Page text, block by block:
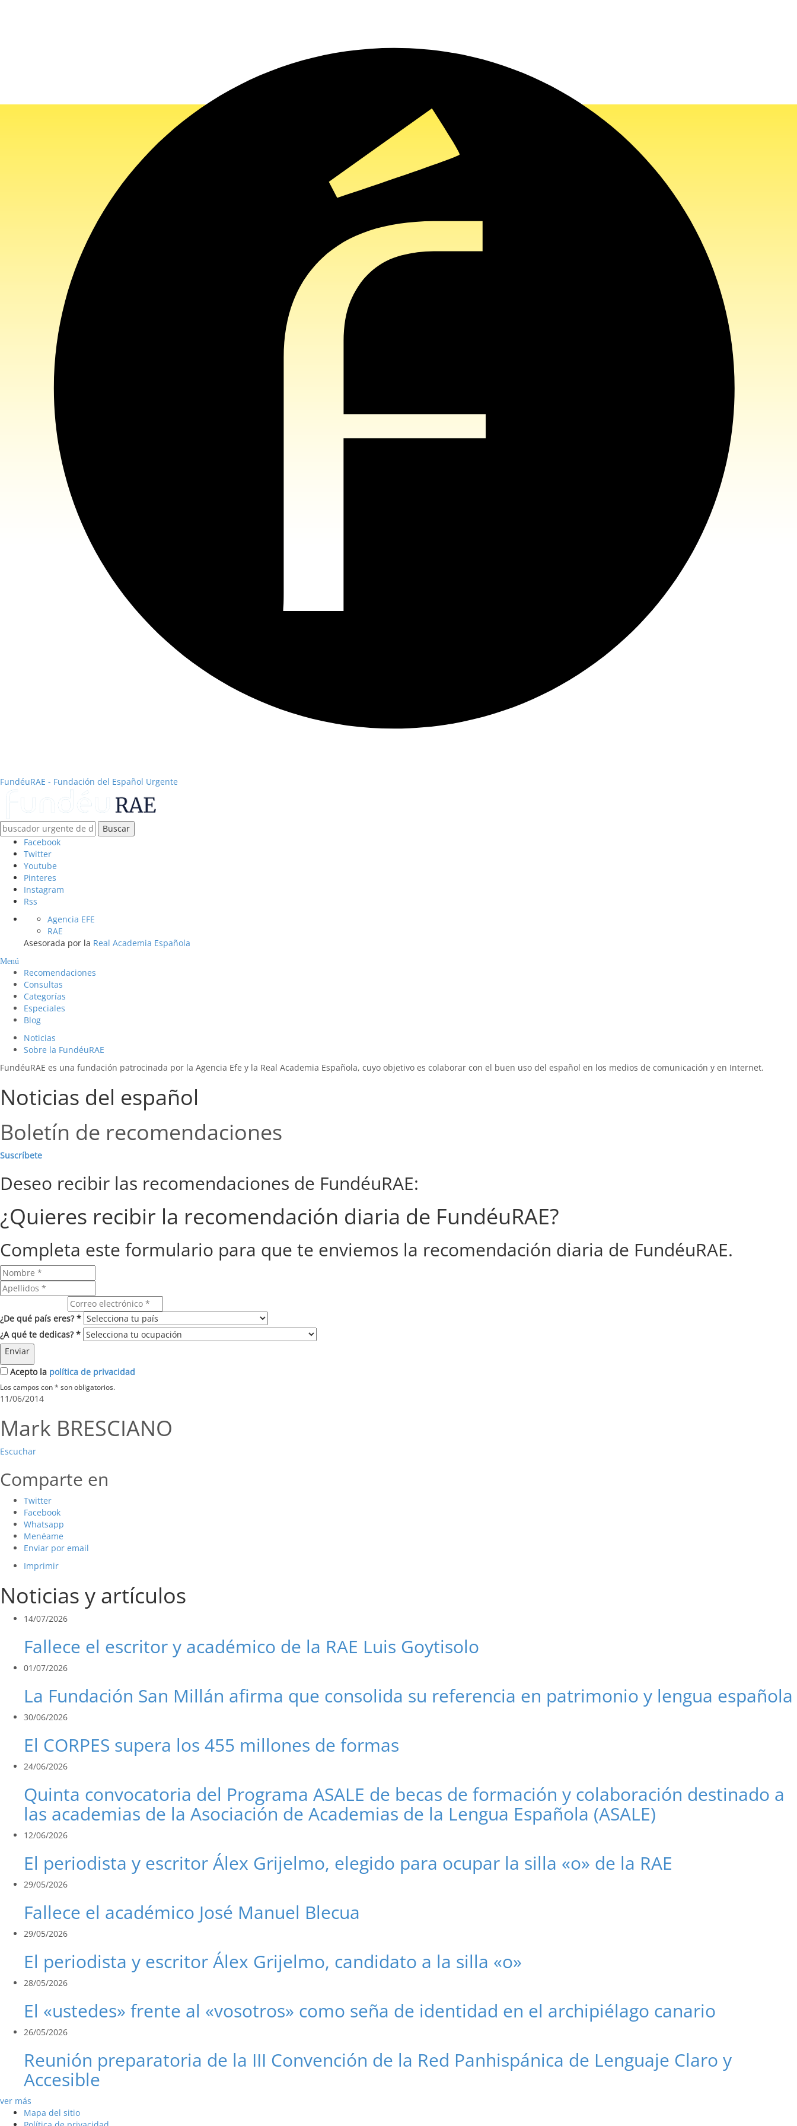
FundéuRAE - Fundación del Español Urgente
Buscar
Facebook
Twitter
Youtube
Pinteres
Instagram
Rss
Agencia EFE
RAE
Asesorada por la Real Academia Española
Menú
Recomendaciones
Consultas
Categorías
Especiales
Blog
Noticias
Sobre la FundéuRAE
FundéuRAE es una fundación patrocinada por la Agencia Efe y la Real Academia Española, cuyo objetivo es colaborar con el buen uso del español en los medios de comunicación y en Internet.
Noticias del español
Boletín de recomendaciones
Suscríbete
Deseo recibir las recomendaciones de FundéuRAE:
¿Quieres recibir la recomendación diaria de FundéuRAE?
Completa este formulario para que te enviemos la recomendación diaria de FundéuRAE.
¿De qué país eres? *
¿A qué te dedicas? *
Enviar
Acepto la política de privacidad
Los campos con * son obligatorios.
11/06/2014
Mark BRESCIANO
Escuchar
Comparte en
Twitter
Facebook
Whatsapp
Menéame
Enviar por email
Imprimir
Noticias y artículos
14/07/2026
Fallece el escritor y académico de la RAE Luis Goytisolo
01/07/2026
La Fundación San Millán afirma que consolida su referencia en patrimonio y lengua española
30/06/2026
El CORPES supera los 455 millones de formas
24/06/2026
Quinta convocatoria del Programa ASALE de becas de formación y colaboración destinado a
las academias de la Asociación de Academias de la Lengua Española (ASALE)
12/06/2026
El periodista y escritor Álex Grijelmo, elegido para ocupar la silla «o» de la RAE
29/05/2026
Fallece el académico José Manuel Blecua
29/05/2026
El periodista y escritor Álex Grijelmo, candidato a la silla «o»
28/05/2026
El «ustedes» frente al «vosotros» como seña de identidad en el archipiélago canario
26/05/2026
Reunión preparatoria de la III Convención de la Red Panhispánica de Lenguaje Claro y
Accesible
ver más
Mapa del sitio